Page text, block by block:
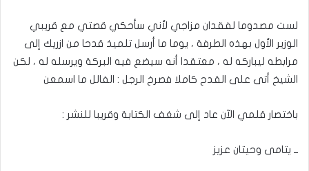
لست مصدوما لفقدان مزاجي لأني سأحكي قصتي مع قريبي
الوزير الأول بهذه الطرفة ، يوما ما أرسل تلميذ قدحا من ازريك إلى
مرابطه ليباركه له ، معتقدا أنه سيضع فيه البركة ويرسله له ، لكن
الشيخ أتى على القدح كاملا فصرخ الرجل : الفالل ما اسمعن
باختصار قلمي الآن عاد إلى شغف الكتابة وقريبا للنشر :
ــ يتامى وحيتان عزيز